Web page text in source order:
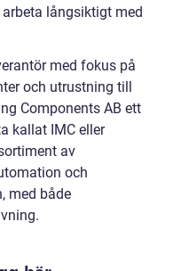
långsiktigt med
med fokus på
och utrustning till
Components AB ett
kallat IMC eller
av
och
med både